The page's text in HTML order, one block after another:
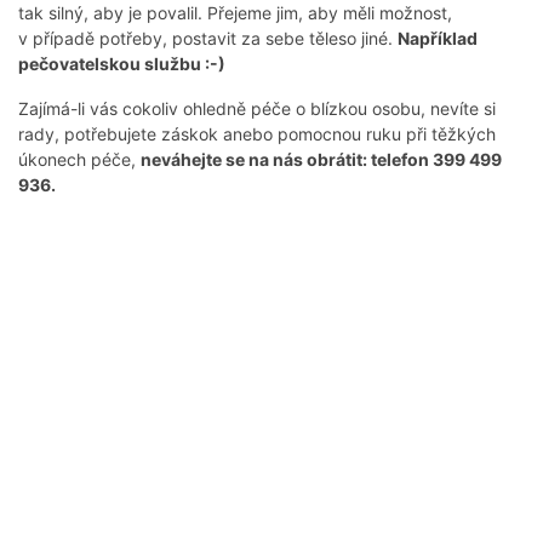
tak silný, aby je povalil. Přejeme jim, aby měli možnost,
v případě potřeby, postavit za sebe těleso jiné. Například
pečovatelskou službu :-)
Zajímá-li vás cokoliv ohledně péče o blízkou osobu, nevíte si
rady, potřebujete záskok anebo pomocnou ruku při těžkých
úkonech péče, neváhejte se na nás obrátit: telefon 399 499
936.